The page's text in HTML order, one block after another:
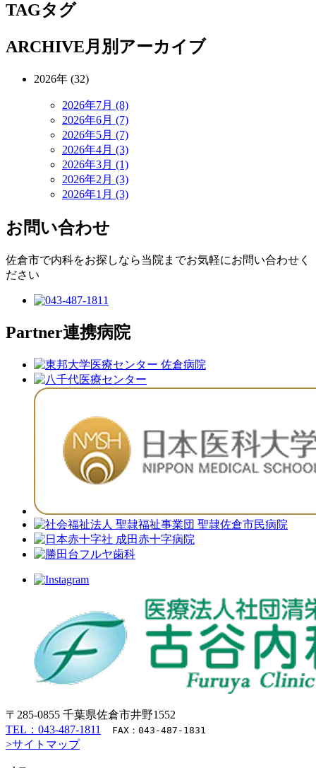
TAGタグ
ARCHIVE月別アーカイブ
2026年 (32)
2026年7月 (8)
2026年6月 (7)
2026年5月 (7)
2026年4月 (3)
2026年3月 (1)
2026年2月 (3)
2026年1月 (3)
お問い合わせ
佐倉市で内科をお探しなら当院までお気軽にお問い合わせく
ださい
Partner連携病院
〒285-0855 千葉県佐倉市井野1552
TEL：043-487-1811
FAX：043-487-1831
>サイトマップ